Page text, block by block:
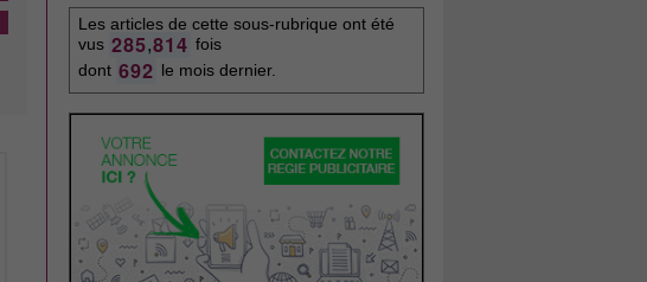
Les articles de cette sous-rubrique ont été
vus 285,814 fois
dont 692 le mois dernier.